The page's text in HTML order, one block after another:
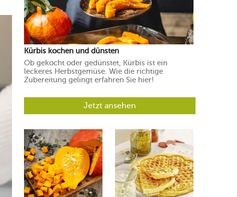
Kürbis kochen und dünsten
Ob gekocht oder gedünstet, Kürbis ist ein
leckeres Herbstgemüse. Wie die richtige
Zubereitung gelingt erfahren Sie hier!
Jetzt ansehen